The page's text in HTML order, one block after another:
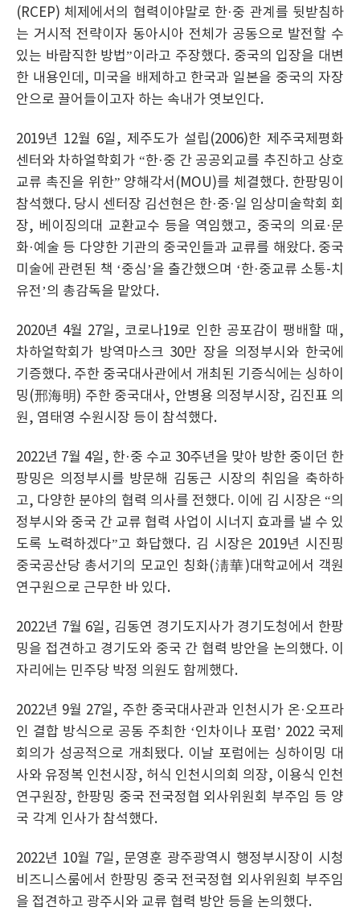
(RCEP) 체제에서의 협력이야말로 한·중 관계를 뒷받침하
는 거시적 전략이자 동아시아 전체가 공동으로 발전할 수
있는 바람직한 방법”이라고 주장했다. 중국의 입장을 대변
한 내용인데, 미국을 배제하고 한국과 일본을 중국의 자장
안으로 끌어들이고자 하는 속내가 엿보인다.
2019년 12월 6일, 제주도가 설립(2006)한 제주국제평화
센터와 차하얼학회가 “한·중 간 공공외교를 추진하고 상호
교류 촉진을 위한” 양해각서(MOU)를 체결했다. 한팡밍이
참석했다. 당시 센터장 김선현은 한·중·일 임상미술학회 회
장, 베이징의대 교환교수 등을 역임했고, 중국의 의료·문
화·예술 등 다양한 기관의 중국인들과 교류를 해왔다. 중국
미술에 관련된 책 ‘중심’을 출간했으며 ‘한·중교류 소통-치
유전’의 총감독을 맡았다.
2020년 4월 27일, 코로나19로 인한 공포감이 팽배할 때,
차하얼학회가 방역마스크 30만 장을 의정부시와 한국에
기증했다. 주한 중국대사관에서 개최된 기증식에는 싱하이
밍(邢海明) 주한 중국대사, 안병용 의정부시장, 김진표 의
원, 염태영 수원시장 등이 참석했다.
2022년 7월 4일, 한·중 수교 30주년을 맞아 방한 중이던 한
팡밍은 의정부시를 방문해 김동근 시장의 취임을 축하하
고, 다양한 분야의 협력 의사를 전했다. 이에 김 시장은 “의
정부시와 중국 간 교류 협력 사업이 시너지 효과를 낼 수 있
도록 노력하겠다”고 화답했다. 김 시장은 2019년 시진핑
중국공산당 총서기의 모교인 칭화(淸華)대학교에서 객원
연구원으로 근무한 바 있다.
2022년 7월 6일, 김동연 경기도지사가 경기도청에서 한팡
밍을 접견하고 경기도와 중국 간 협력 방안을 논의했다. 이
자리에는 민주당 박정 의원도 함께했다.
2022년 9월 27일, 주한 중국대사관과 인천시가 온·오프라
인 결합 방식으로 공동 주최한 ‘인차이나 포럼’ 2022 국제
회의가 성공적으로 개최됐다. 이날 포럼에는 싱하이밍 대
사와 유정복 인천시장, 허식 인천시의회 의장, 이용식 인천
연구원장, 한팡밍 중국 전국정협 외사위원회 부주임 등 양
국 각계 인사가 참석했다.
2022년 10월 7일, 문영훈 광주광역시 행정부시장이 시청
비즈니스룸에서 한팡밍 중국 전국정협 외사위원회 부주임
을 접견하고 광주시와 교류 협력 방안 등을 논의했다.